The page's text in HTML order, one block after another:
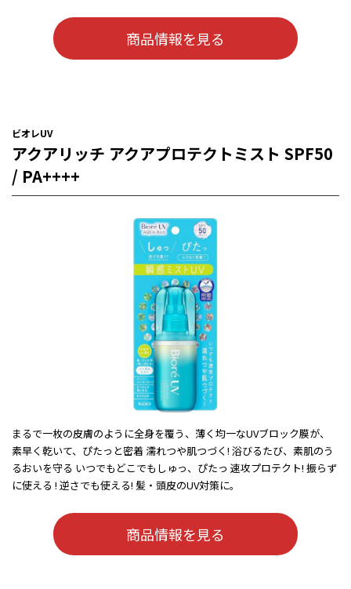
商品情報を見る
ビオレUV
アクアリッチ アクアプロテクトミスト SPF50
/ PA++++
まるで一枚の皮膚のように全身を覆う、薄く均一なUVブロック膜が、
素早く乾いて、ぴたっと密着 濡れつや肌つづく! 浴びるたび、素肌のう
るおいを守る いつでもどこでもしゅっ、ぴたっ 速攻プロテクト! 振らず
に使える ! 逆さでも使える! 髪・頭皮のUV対策に。
商品情報を見る